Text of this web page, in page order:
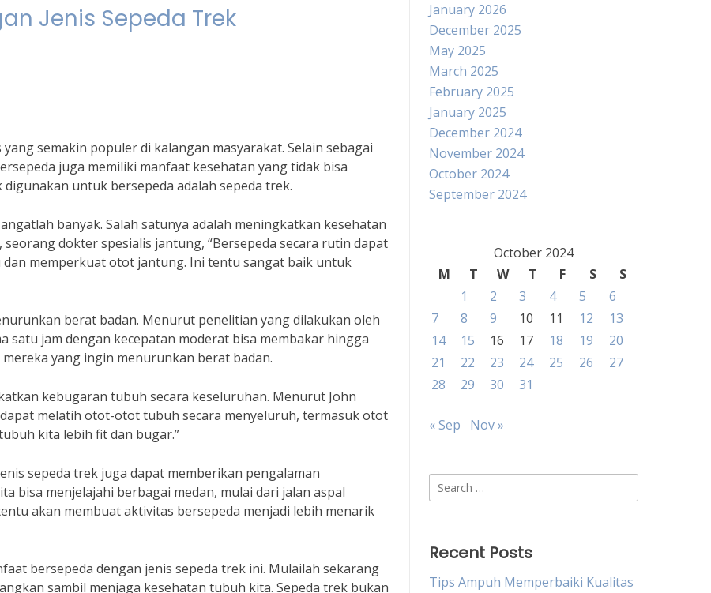
Jenis Sepeda Trek
semakin populer di kalangan masyarakat. Selain sebagai
juga memiliki manfaat kesehatan yang tidak bisa
untuk bersepeda adalah sepeda trek.
banyak. Salah satunya adalah meningkatkan kesehatan
dokter spesialis jantung, “Bersepeda secara rutin dapat
memperkuat otot jantung. Ini tentu sangat baik untuk
berat badan. Menurut penelitian yang dilakukan oleh
satu jam dengan kecepatan moderat bisa membakar hingga
yang ingin menurunkan berat badan.
kebugaran tubuh secara keseluruhan. Menurut John
melatih otot-otot tubuh secara menyeluruh, termasuk otot
kita lebih fit dan bugar.”
sepeda trek juga dapat memberikan pengalaman
bisa menjelajahi berbagai medan, mulai dari jalan aspal
akan membuat aktivitas bersepeda menjadi lebih menarik
bersepeda dengan jenis sepeda trek ini. Mulailah sekarang
sambil menjaga kesehatan tubuh kita. Sepeda trek bukan
January 2026
December 2025
May 2025
March 2025
February 2025
January 2025
December 2024
November 2024
October 2024
September 2024
October 2024
M
T W T F S
S
1
2 3 4 5
6
7
8 9 10 11 12
13
14
15 16 17 18 19
20
21
22 23 24 25 26
27
28
29 30 31
« Sep Nov »
Search
for:
Recent Posts
Tips Ampuh Memperbaiki Kualitas